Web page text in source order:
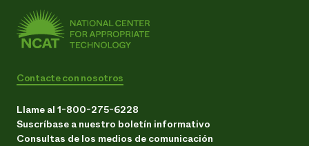
Contacte con nosotros
Llame al 1-800-275-6228
Suscríbase a nuestro boletín informativo
Consultas de los medios de comunicación